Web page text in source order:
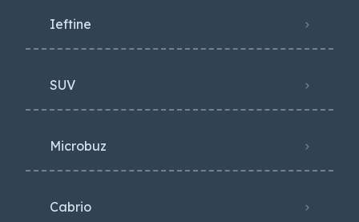
Ieftine
SUV
Microbuz
Cabrio